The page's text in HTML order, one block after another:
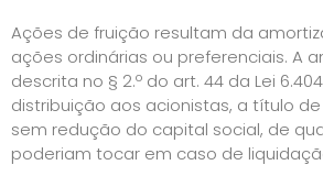
Ações de fruição resultam da
ações ordinárias ou preferenciais. A
descrita no § 2.º do art. 44 da Lei
distribuição aos acionistas, a título
sem redução do capital social, de
poderiam tocar em caso de